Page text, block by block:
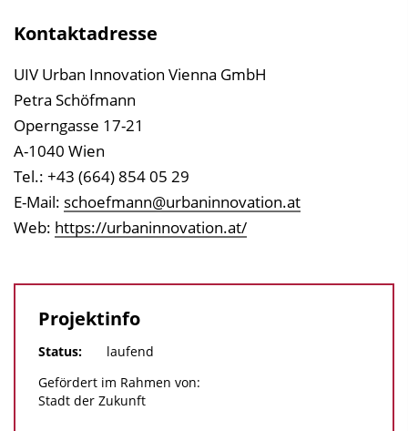
Kontaktadresse
UIV Urban Innovation Vienna GmbH
Petra Schöfmann
Operngasse 17-21
A-1040 Wien
Tel.: +43 (664) 854 05 29
E-Mail: schoefmann@urbaninnovation.at
Web: https://urbaninnovation.at/
Projektinfo
Status:
laufend
Gefördert im Rahmen von:
Stadt der Zukunft